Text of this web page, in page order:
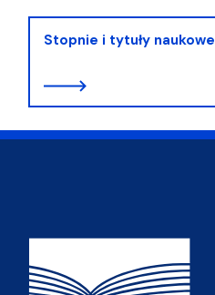
Stopnie i tytuły naukowe
Adres Wydziału